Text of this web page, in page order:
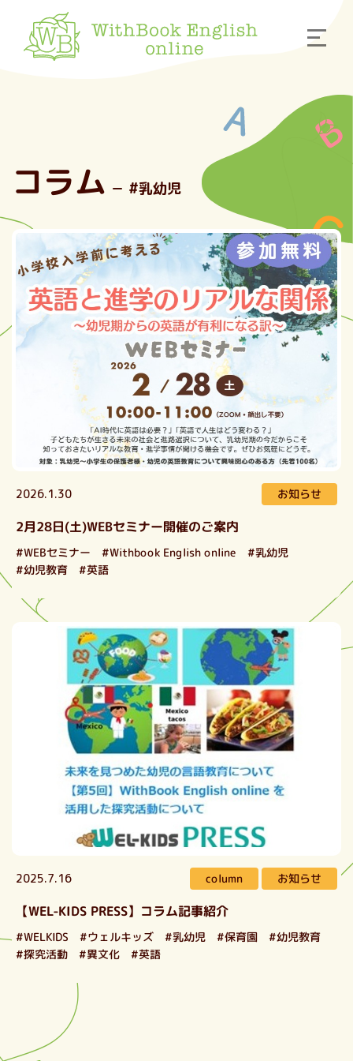
コラム － #乳幼児
2026.1.30 お知らせ
2月28日(土)WEBセミナー開催のご案内
#WEBセミナー #Withbook English online #乳幼児
#幼児教育 #英語
2025.7.16 column お知らせ
【WEL-KIDS PRESS】コラム記事紹介
#WELKIDS #ウェルキッズ #乳幼児 #保育園
#幼児教育
#探究活動
#異文化 #英語